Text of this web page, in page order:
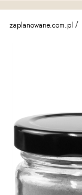
zaplanowane.com.pl